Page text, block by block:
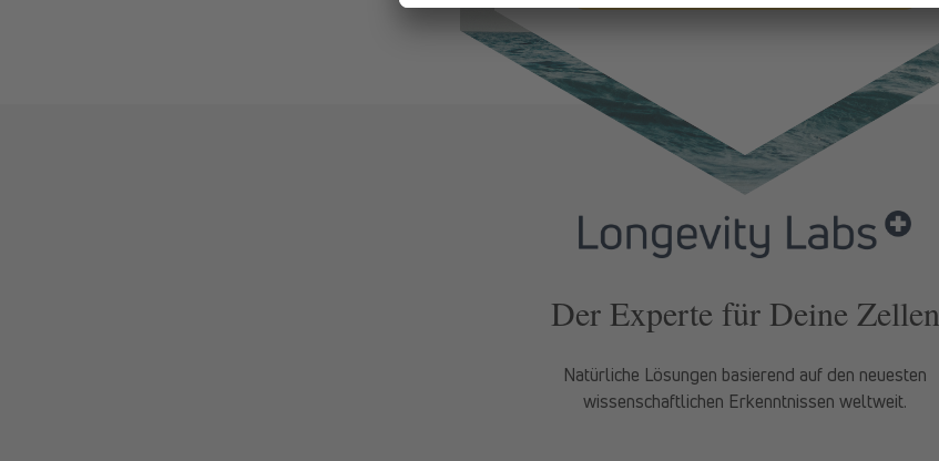
Der Experte für Deine Zellen
Natürliche Lösungen basierend auf den neuesten
wissenschaftlichen Erkenntnissen weltweit.